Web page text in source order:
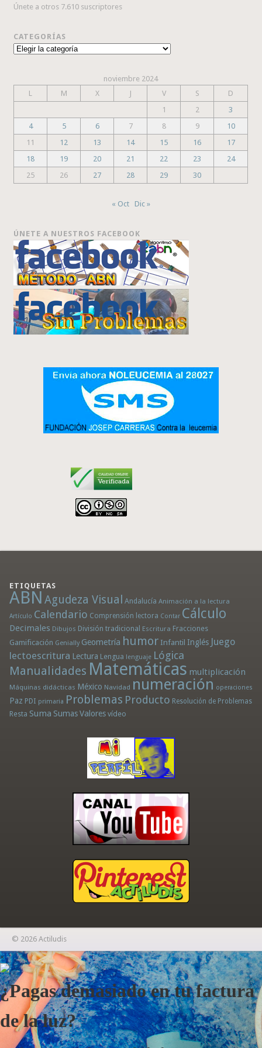
Únete a otros 7.610 suscriptores
CATEGORÍAS
Categorías
noviembre 2024
L
M X J V S
D
1
2
3
4
5 6 7 8 9
10
11
12 13 14 15 16
17
18
19 20 21 22 23
24
25
26 27 28 29 30
« Oct Dic »
ÚNETE A NUESTROS FACEBOOK
ETIQUETAS
ABN Agudeza Visual Andalucía Animación a la lectura
Artículo Calendario Comprensión lectora Contar Cálculo
Decimales Dibujos División tradicional Escritura Fracciones
Gamificación Genially Geometría humor Infantil Inglés Juego
lectoescritura Lectura Lengua lenguaje Lógica
Manualidades Matemáticas multiplicación
Máquinas didácticas México Navidad numeración operaciones
Paz PDI primaria Problemas Producto Resolución de Problemas
Resta Suma Sumas Valores vídeo
© 2026 Actiludis
×
¿Pagas demasiado en tu factura
de la luz?